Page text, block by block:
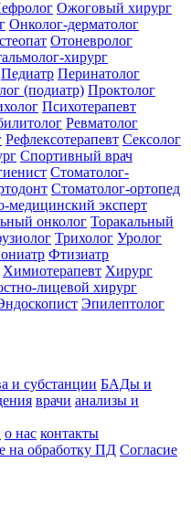
Ожоговый хирург
Онколог-дерматолог
Отоневролог
хирург
Педиатр Перинатолог
(подиатр) Проктолог
Психотерапевт
Ревматолог
Рефлексотерапевт Сексолог
Спортивный врач
Стоматолог-
Стоматолог-ортопед
медицинский эксперт
онколог Торакальный
Трихолог Уролог
Фтизиатр
Химиотерапевт Хирург
лицевой хирург
Эпилептолог
и субстанции БАДы и
врачи анализы и
о нас контакты
на обработку ПД Согласие